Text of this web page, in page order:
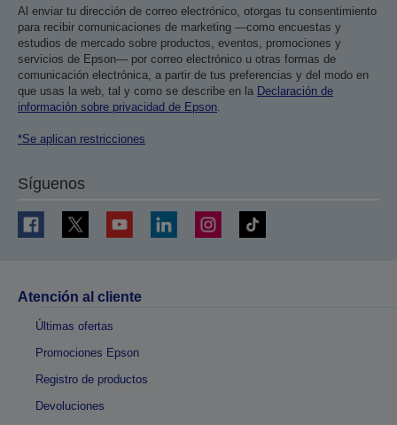
Al enviar tu dirección de correo electrónico, otorgas tu consentimiento
para recibir comunicaciones de marketing —como encuestas y
estudios de mercado sobre productos, eventos, promociones y
servicios de Epson— por correo electrónico u otras formas de
comunicación electrónica, a partir de tus preferencias y del modo en
que usas la web, tal y como se describe en la Declaración de
información sobre privacidad de Epson.
*Se aplican restricciones
Síguenos
Atención al cliente
Últimas ofertas
Promociones Epson
Registro de productos
Devoluciones